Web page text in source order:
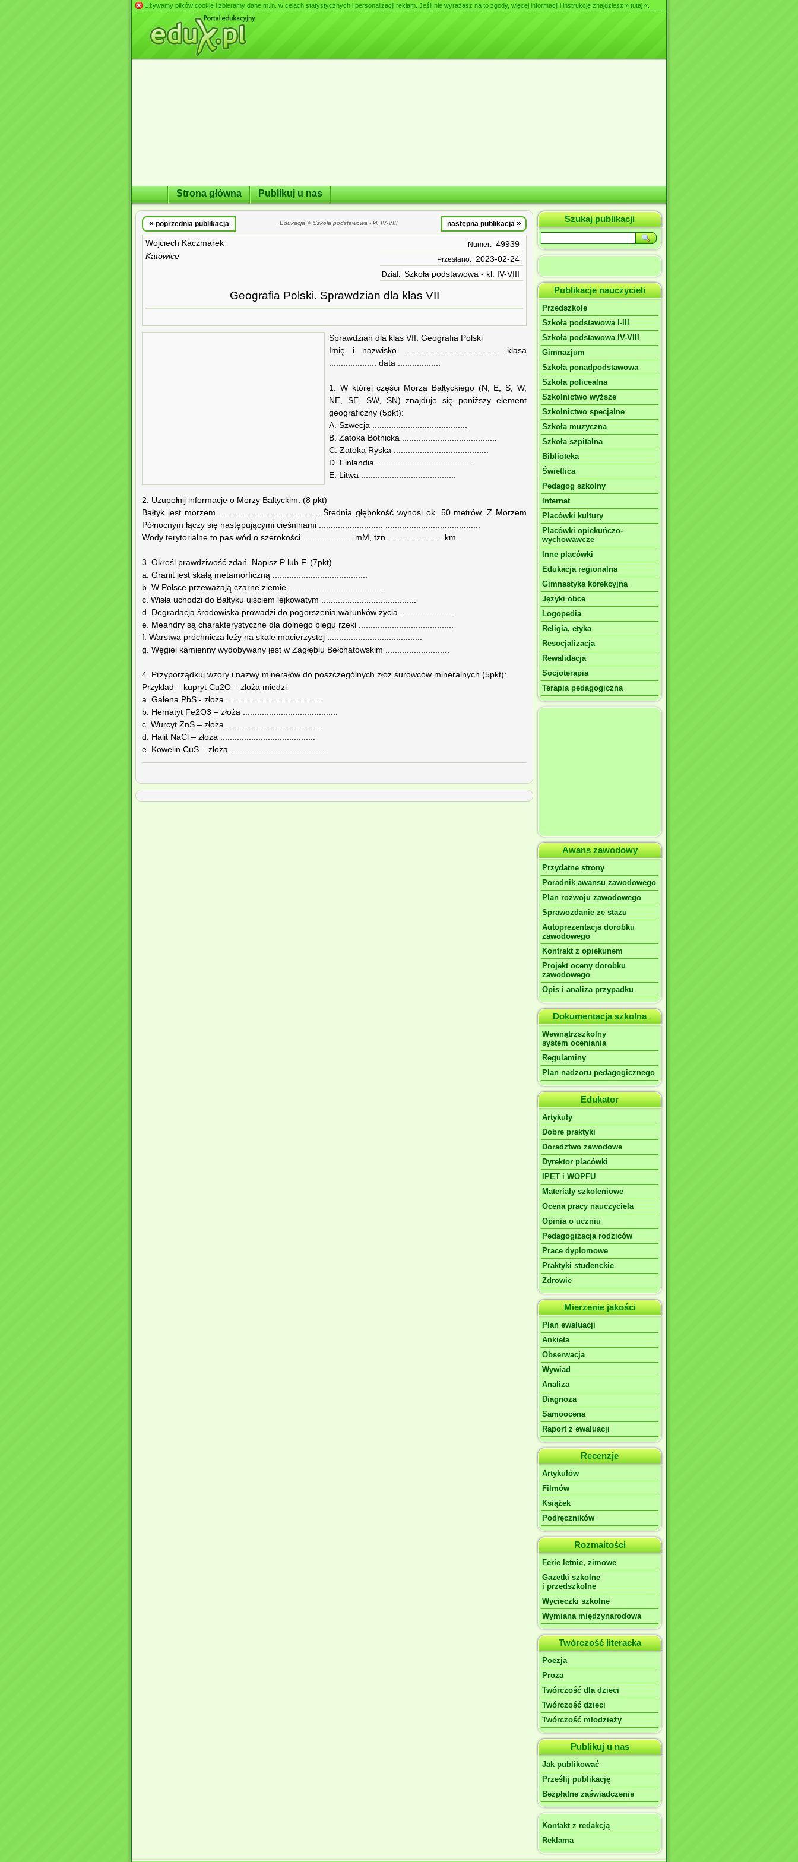
Używamy plików cookie i zbieramy dane m.in. w celach statystycznych i personalizacji reklam. Jeśli nie wyrażasz na to zgody, więcej informacji i instrukcje znajdziesz » tutaj «
Strona główna Publikuj u nas
« poprzednia publikacja Edukacja » Szkoła podstawowa - kl. IV-VIII następna publikacja »
Wojciech Kaczmarek
Katowice
Numer: 49939
Przesłano: 2023-02-24
Dział: Szkoła podstawowa - kl. IV-VIII
Geografia Polski. Sprawdzian dla klas VII
Sprawdzian dla klas VII. Geografia Polski
Imię i nazwisko ........................................ klasa
.................... data ..................
1. W której części Morza Bałtyckiego (N, E, S, W,
NE, SE, SW, SN) znajduje się poniższy element
geograficzny (5pkt):
A. Szwecja ........................................
B. Zatoka Botnicka ........................................
C. Zatoka Ryska ........................................
D. Finlandia ........................................
E. Litwa ........................................
2. Uzupełnij informacje o Morzy Bałtyckim. (8 pkt)
Bałtyk jest morzem ........................................ . Średnia głębokość wynosi ok. 50 metrów. Z Morzem
Północnym łączy się następującymi cieśninami ........................... ........................................
Wody terytorialne to pas wód o szerokości ..................... mM, tzn. ...................... km.
3. Określ prawdziwość zdań. Napisz P lub F. (7pkt)
a. Granit jest skałą metamorficzną ........................................
b. W Polsce przeważają czarne ziemie ........................................
c. Wisła uchodzi do Bałtyku ujściem lejkowatym ........................................
d. Degradacja środowiska prowadzi do pogorszenia warunków życia .......................
e. Meandry są charakterystyczne dla dolnego biegu rzeki ........................................
f. Warstwa próchnicza leży na skale macierzystej ........................................
g. Węgiel kamienny wydobywany jest w Zagłębiu Bełchatowskim ...........................
4. Przyporządkuj wzory i nazwy minerałów do poszczególnych złóż surowców mineralnych (5pkt):
Przykład – kupryt Cu2O – złoża miedzi
a. Galena PbS - złoża ........................................
b. Hematyt Fe2O3 – złoża ........................................
c. Wurcyt ZnS – złoża ........................................
d. Halit NaCl – złoża ........................................
e. Kowelin CuS – złoża ........................................
Szukaj publikacji
Publikacje nauczycieli
Przedszkole
Szkoła podstawowa I-III
Szkoła podstawowa IV-VIII
Gimnazjum
Szkoła ponadpodstawowa
Szkoła policealna
Szkolnictwo wyższe
Szkolnictwo specjalne
Szkoła muzyczna
Szkoła szpitalna
Biblioteka
Świetlica
Pedagog szkolny
Internat
Placówki kultury
Placówki opiekuńczo-
wychowawcze
Inne placówki
Edukacja regionalna
Gimnastyka korekcyjna
Języki obce
Logopedia
Religia, etyka
Resocjalizacja
Rewalidacja
Socjoterapia
Terapia pedagogiczna
Awans zawodowy
Przydatne strony
Poradnik awansu zawodowego
Plan rozwoju zawodowego
Sprawozdanie ze stażu
Autoprezentacja dorobku
zawodowego
Kontrakt z opiekunem
Projekt oceny dorobku
zawodowego
Opis i analiza przypadku
Dokumentacja szkolna
Wewnątrzszkolny
system oceniania
Regulaminy
Plan nadzoru pedagogicznego
Edukator
Artykuły
Dobre praktyki
Doradztwo zawodowe
Dyrektor placówki
IPET i WOPFU
Materiały szkoleniowe
Ocena pracy nauczyciela
Opinia o uczniu
Pedagogizacja rodziców
Prace dyplomowe
Praktyki studenckie
Zdrowie
Mierzenie jakości
Plan ewaluacji
Ankieta
Obserwacja
Wywiad
Analiza
Diagnoza
Samoocena
Raport z ewaluacji
Recenzje
Artykułów
Filmów
Książek
Podręczników
Rozmaitości
Ferie letnie, zimowe
Gazetki szkolne
i przedszkolne
Wycieczki szkolne
Wymiana międzynarodowa
Twórczość literacka
Poezja
Proza
Twórczość dla dzieci
Twórczość dzieci
Twórczość młodzieży
Publikuj u nas
Jak publikować
Prześlij publikację
Bezpłatne zaświadczenie
Kontakt z redakcją
Reklama